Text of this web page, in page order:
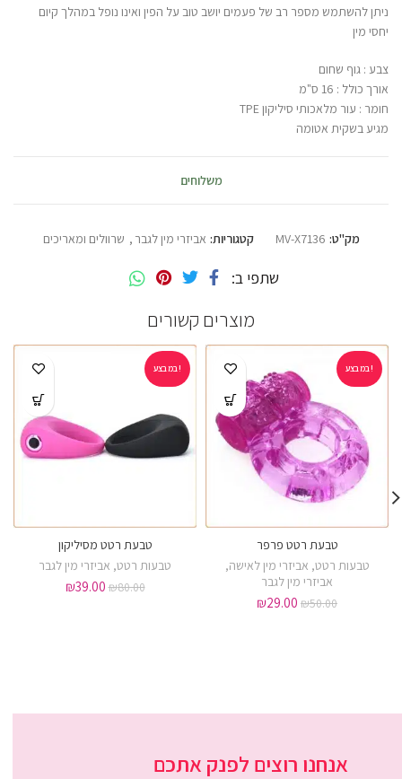
ניתן להשתמש מספר רב של פעמים יושב טוב על הפין ואינו נופל במהלך קיום
יחסי מין
צבע : גוף שחום
אורך כולל : 16 ס"מ
חומר : עור מלאכותי סיליקון TPE
מגיע בשקית אטומה
משלוחים
מק"ט: MV-X7136 קטגוריות: אביזרי מין לגבר , שרוולים ומאריכים
שתפי ב
מוצרים קשורים
במבצע!
טבעת רטט פרפר
טבעות רטט, אביזרי מין לאישה,
אביזרי מין לגבר
₪50.00
₪29.00
במבצע!
טבעת רטט מסיליקון
טבעות רטט, אביזרי מין לגבר
₪80.00
₪39.00
אנחנו רוצים לפנק אתכם